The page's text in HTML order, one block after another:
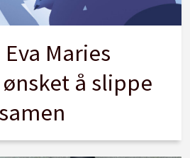
Maries
å slippe